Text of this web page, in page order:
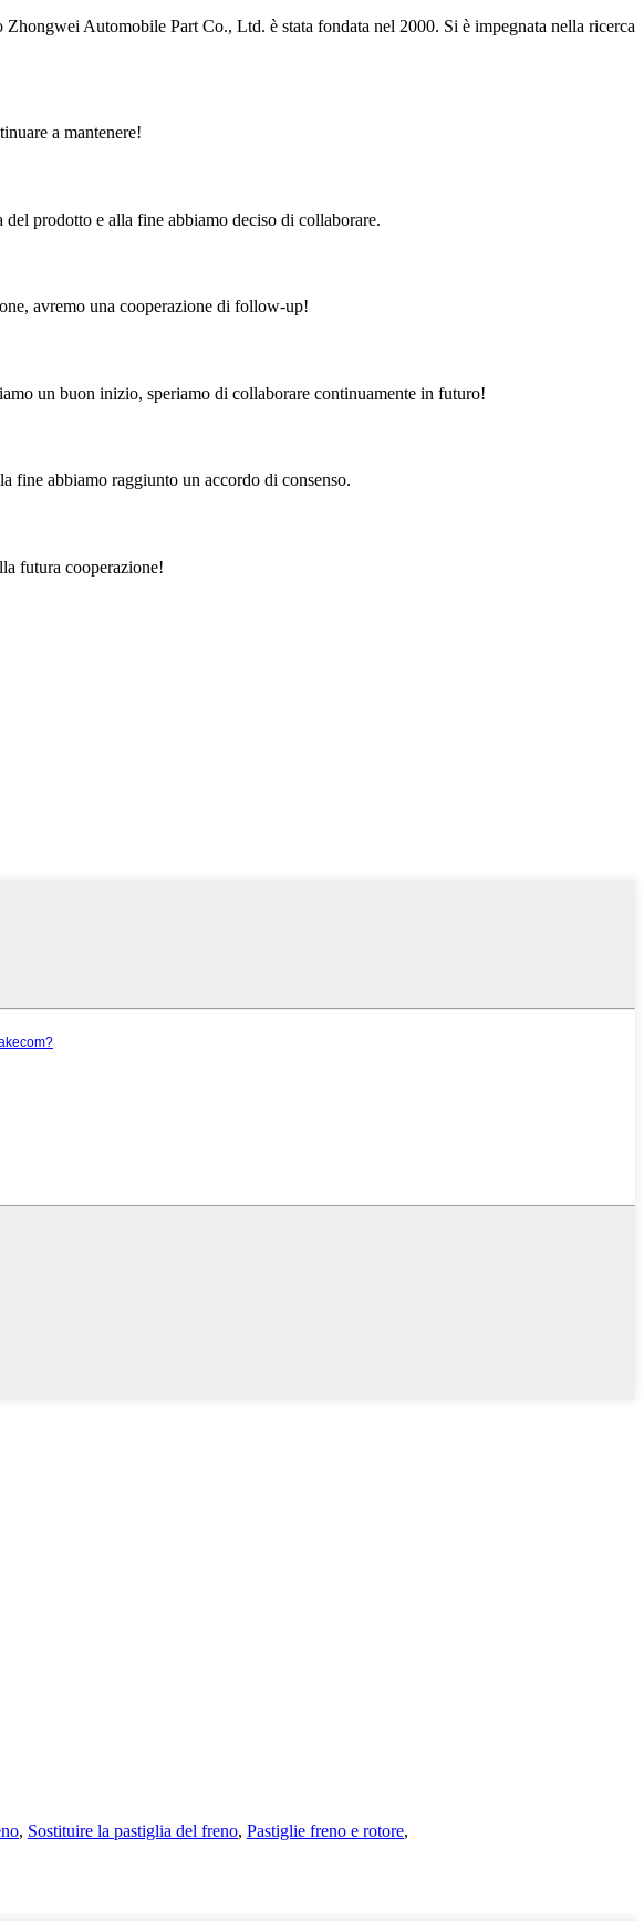
Automobile Part Co., Ltd. è stata fondata nel 2000. Si è impegnata nella ricerca
a mantenere!
prodotto e alla fine abbiamo deciso di collaborare.
avremo una cooperazione di follow-up!
un buon inizio, speriamo di collaborare continuamente in futuro!
fine abbiamo raggiunto un accordo di consenso.
futura cooperazione!
, Sostituire la pastiglia del freno, Pastiglie freno e rotore,